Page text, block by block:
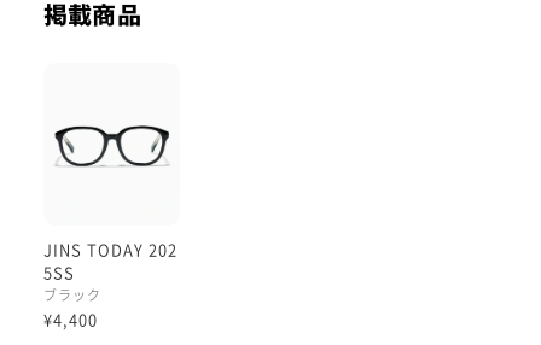
掲載商品
JINS TODAY 202
5SS
ブラック
¥4,400